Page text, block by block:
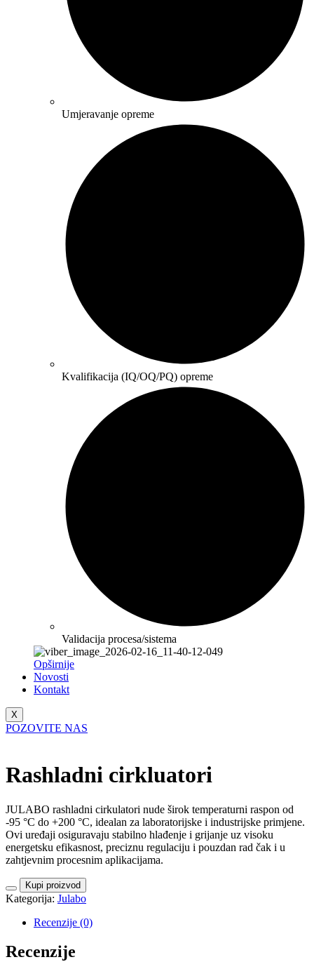
Umjeravanje opreme
Kvalifikacija (IQ/OQ/PQ) opreme
Validacija procesa/sistema
Opširnije
Novosti
Kontakt
X
POZOVITE NAS
Rashladni cirkluatori
JULABO rashladni cirkulatori nude širok temperaturni raspon od
-95 °C do +200 °C, idealan za laboratorijske i industrijske primjene.
Ovi uređaji osiguravaju stabilno hlađenje i grijanje uz visoku
energetsku efikasnost, preciznu regulaciju i pouzdan rad čak i u
zahtjevnim procesnim aplikacijama.
Kupi proizvod
Kategorija: Julabo
Recenzije (0)
Recenzije